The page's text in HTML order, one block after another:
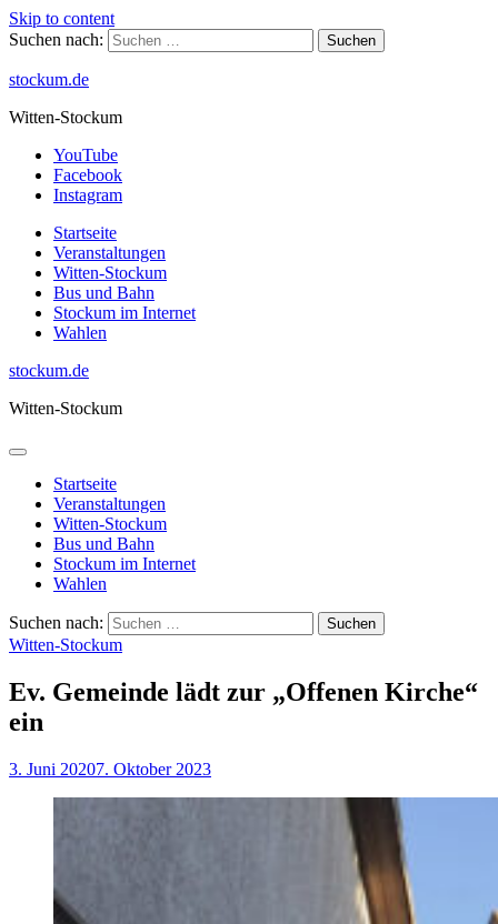
Skip to content
Suchen nach:
stockum.de
Witten-Stockum
YouTube
Facebook
Instagram
Startseite
Veranstaltungen
Witten-Stockum
Bus und Bahn
Stockum im Internet
Wahlen
stockum.de
Witten-Stockum
Startseite
Veranstaltungen
Witten-Stockum
Bus und Bahn
Stockum im Internet
Wahlen
Suchen nach:
Witten-Stockum
Ev. Gemeinde lädt zur „Offenen Kirche“
ein
3. Juni 20207. Oktober 2023